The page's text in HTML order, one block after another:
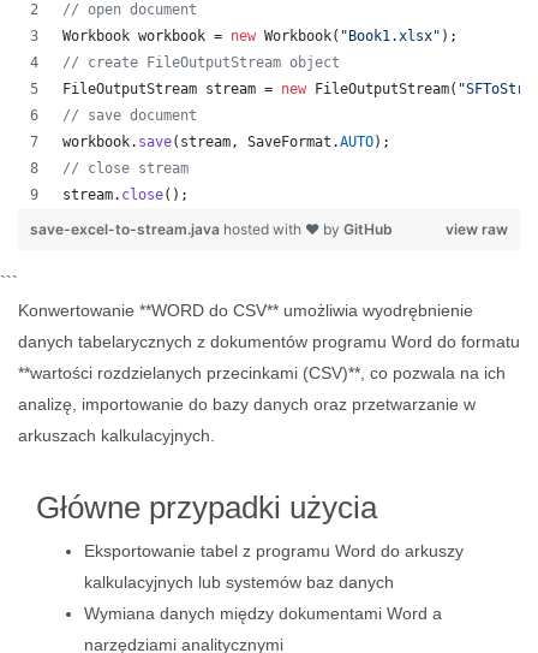
// open document
Workbook workbook = new Workbook( "Book1.xlsx" );
// create FileOutputStream object
FileOutputStream stream = new FileOutputStream(
// save document
workbook. save( stream, SaveFormat .AUTO);
// close stream
stream. close();
view raw
save-excel-to-stream.java hosted with ❤ by GitHub
```
Konwertowanie **WORD do CSV** umożliwia wyodrębnienie
danych tabelarycznych z dokumentów programu Word do formatu
**wartości rozdzielanych przecinkami (CSV)**, co pozwala na ich
analizę, importowanie do bazy danych oraz przetwarzanie w
arkuszach kalkulacyjnych.
Główne przypadki użycia
Eksportowanie tabel z programu Word do arkuszy
kalkulacyjnych lub systemów baz danych
Wymiana danych między dokumentami Word a
narzędziami analitycznymi